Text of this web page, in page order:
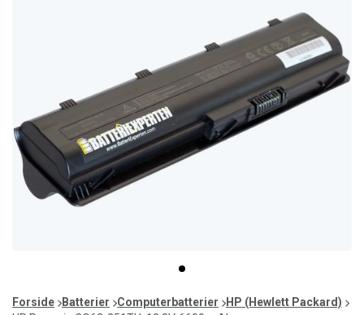
item
0
of
Forside Batterier Computerbatterier
HP (Hewlett Packard)